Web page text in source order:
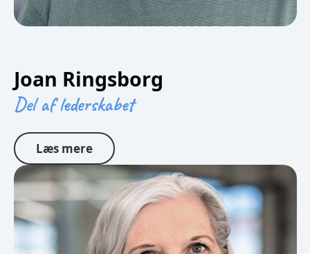
Joan Ringsborg
Del af lederskabet
Læs mere